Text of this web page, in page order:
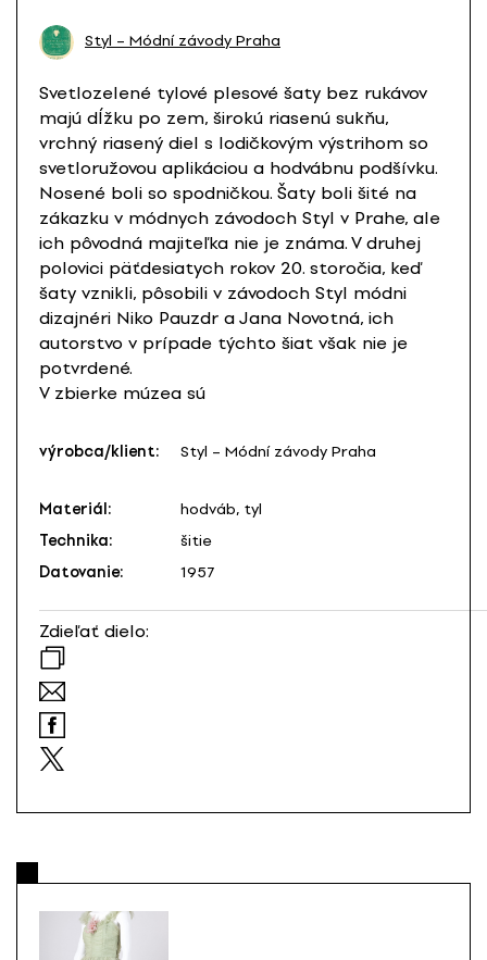
Styl – Módní závody Praha
Svetlozelené tylové plesové šaty bez rukávov
majú dĺžku po zem, širokú riasenú sukňu,
vrchný riasený diel s lodičkovým výstrihom so
svetloružovou aplikáciou a hodvábnu podšívku.
Nosené boli so spodničkou. Šaty boli šité na
zákazku v módnych závodoch Styl v Prahe, ale
ich pôvodná majiteľka nie je známa. V druhej
polovici päťdesiatych rokov 20. storočia, keď
šaty vznikli, pôsobili v závodoch Styl módni
dizajnéri Niko Pauzdr a Jana Novotná, ich
autorstvo v prípade týchto šiat však nie je
potvrdené.
V zbierke múzea sú
výrobca/klient: Styl – Módní závody Praha
Materiál:
hodváb, tyl
Technika:
šitie
Datovanie:
1957
Zdieľať dielo: